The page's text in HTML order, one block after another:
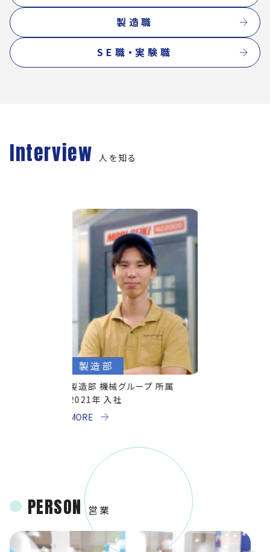
製造職
SE職・実験職
Interview 人を知る
製造部
製造部 生産管理課 所属
2018年 入社
MORE
PERSON 営業